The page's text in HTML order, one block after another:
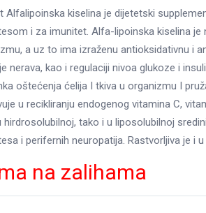
Alfalipoinska kiselina je dijetetski
i za imunitet. Alfa-lipoinska kiselina
a uz to ima izraženu antioksidativnu i
nerava, kao i regulaciji nivoa glukoze i
oštećenja ćelija I tkiva u organizmu I
u recikliranju endogenog vitamina C,
hirdrosolubilnoj, tako i u liposolubilnoj
i perifernih neuropatija. Rastvorljiva je i
na zalihama